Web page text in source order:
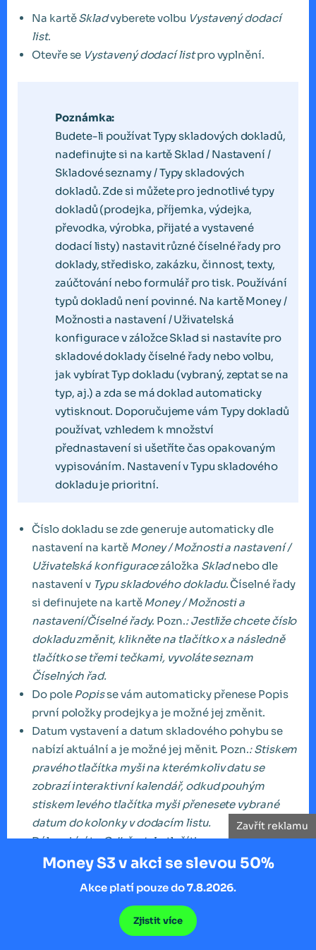
Na kartěSkladvyberete volbu Vystavený dodací
list.
Otevře se Vystavený dodací listpro vyplnění.
Poznámka:
Budete-li používat Typy skladových dokladů,
nadefinujte si na kartě Sklad / Nastavení /
Skladové seznamy / Typy skladových
dokladů. Zde si můžete pro jednotlivé typy
dokladů (prodejka, příjemka, výdejka,
převodka, výrobka, přijaté a vystavené
dodací listy) nastavit různé číselné řady pro
doklady, středisko, zakázku, činnost, texty,
zaúčtování nebo formulář pro tisk. Používání
typů dokladů není povinné. Na kartě Money /
Možnosti a nastavení / Uživatelská
konfigurace v záložce Sklad si nastavíte pro
skladové doklady číselné řady nebo volbu,
jak vybírat Typ dokladu (vybraný, zeptat se na
typ, aj.) a zda se má doklad automaticky
vytisknout. Doporučujeme vám Typy dokladů
používat, vzhledem k množství
přednastavení si ušetříte čas opakovaným
vypisováním. Nastavení v Typu skladového
dokladu je prioritní.
Číslo dokladu se zde generuje automaticky dle
nastavení na kartě Money / Možnosti a nastavení /
Uživatelská konfiguracezáložka Skladnebo dle
nastavení v Typu skladového dokladu. Číselné řady
si definujete na kartě Money / Možnosti a
nastavení/Číselné řady. Pozn.: Jestliže chcete číslo
dokladu změnit, klikněte na tlačítko x a následně
tlačítko se třemi tečkami, vyvoláte seznam
Číselných řad.
Do pole Popisse vám automaticky přenese Popis
první položky prodejky a je možné jej změnit.
Datum vystavení a datum skladového pohybu se
nabízí aktuální a je možné jej měnit. Pozn.: Stiskem
pravého tlačítka myši na kterémkoliv datu se
zobrazí interaktivní kalendář, odkud pouhým
stiskem levého tlačítka myši přenesete vybrané
datum do kolonky v dodacím listu.
Dále vybíráteOdběratele, tlačítkem se třemi
tečkami se zobrazí Adresářpro výběr. Ve skupině
s.r.o. a program přenese údaje doVystaveného
Dále můžete vybírat ze seznamů – středisko,
Zavřít reklamu
Money S3 v akci se slevou 50%
Akce platí pouze do7.8.2026.
Zjistit více